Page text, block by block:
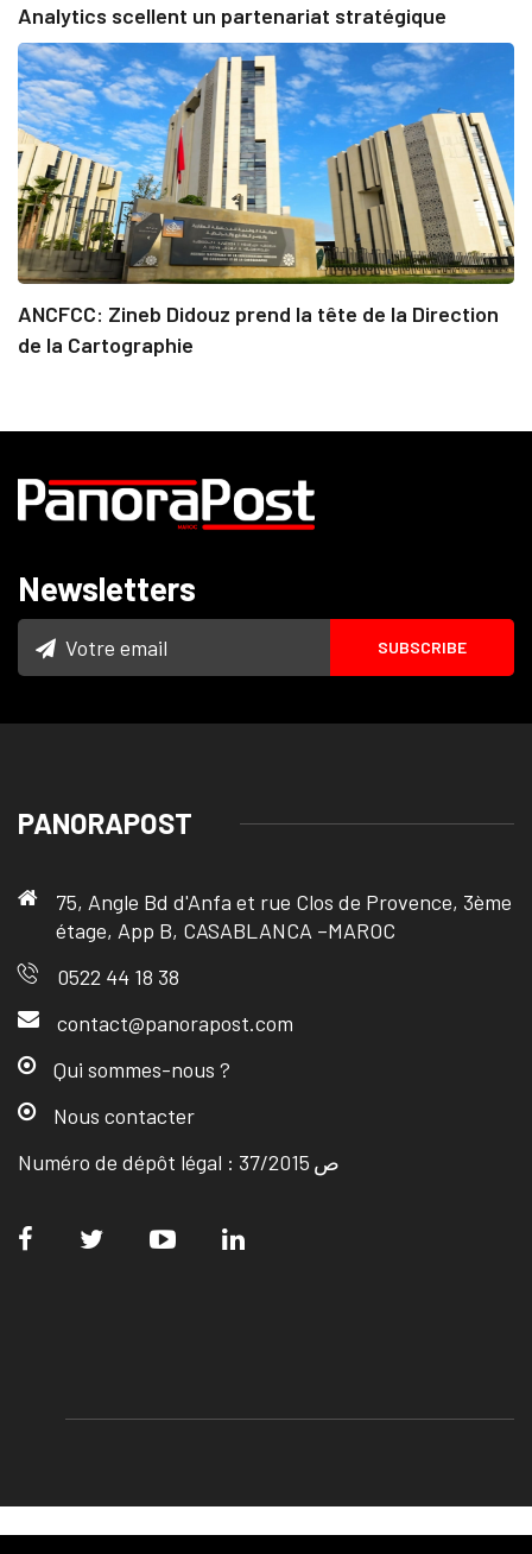
Analytics scellent un partenariat stratégique
ANCFCC: Zineb Didouz prend la tête de la Direction
de la Cartographie
Newsletters
PANORAPOST
75, Angle Bd d'Anfa et rue Clos de Provence, 3ème
étage, App B, CASABLANCA –MAROC
0522 44 18 38
contact@panorapost.com
Qui sommes-nous ?
Nous contacter
Numéro de dépôt légal : ص 37/2015